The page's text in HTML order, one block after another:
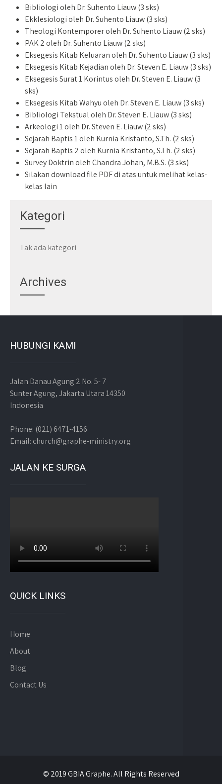
Bibliologi oleh Dr. Suhento Liauw (3 sks)
Ekklesiologi oleh Dr. Suhento Liauw (3 sks)
Theologi Kontemporer oleh Dr. Suhento Liauw (2 sks)
PAK 2 oleh Dr. Suhento Liauw (2 sks)
Eksegesis Kitab Keluaran oleh Dr. Suhento Liauw (3 sks)
Eksegesis Kitab Kejadian oleh Dr. Steven E. Liauw (3 sks)
Eksegesis Surat 1 Korintus oleh Dr. Steven E. Liauw (3
sks)
Eksegesis Kitab Wahyu oleh Dr. Steven E. Liauw (3 sks)
Bibliologi Tekstual oleh Dr. Steven E. Liauw (3 sks)
Arkeologi 1 oleh Dr. Steven E. Liauw (2 sks)
Sejarah Baptis 1 oleh Kurnia Kristanto, S.Th. (2 sks)
Sejarah Baptis 2 oleh Kurnia Kristanto, S.Th. (2 sks)
Survey Doktrin oleh Chandra Johan, M.B.S. (3 sks)
Silakan download file PDF di atas untuk melihat kelas-
kelas lain
Kategori
Tak ada kategori
Archives
HUBUNGI KAMI
Jalan Danau Agung 2 No. 5- 7
Sunter Agung, Jakarta Utara 14350
Indonesia
Phone: (021) 6471-4156
Email: church@graphe-ministry.org
JALAN KE SURGA
QUICK LINKS
Home
About
Blog
Contact Us
© 2019 GBIA Graphe. All Rights Reserved